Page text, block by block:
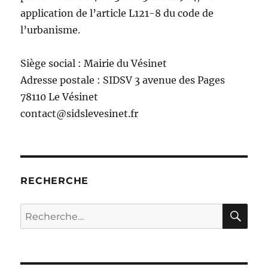
application de l’article L121-8 du code de
l’urbanisme.
Siège social : Mairie du Vésinet
Adresse postale : SIDSV 3 avenue des Pages
78110 Le Vésinet
contact@sidslevesinet.fr
RECHERCHE
Recherche
pour :